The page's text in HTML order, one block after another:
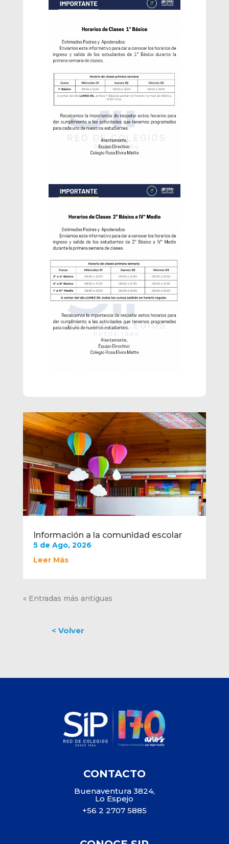
Información a la comunidad escolar
5 de Ago, 2026
Leer Más
« Entradas más antiguas
CONTACTO
Buenaventura 3824,
Lo Espejo
+56 2 2707 5885